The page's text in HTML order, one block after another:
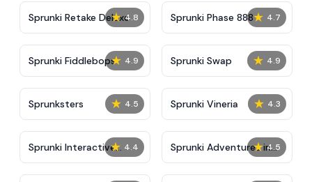
★ 4.8
Sprunki Retake Deluxe ★ 4.7
Sprunki Phase 888
★ 4.9
Sprunki Fiddlebops ★ 4.9
Sprunki Swap
★ 4.5
Sprunksters ★ 4.3
Sprunki Vineria
★ 4.4
Sprunki Interactive
Tunner
★ 4.5
Sprunki Adventures in
Melodia